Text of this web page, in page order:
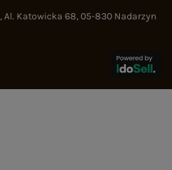
,Al. Katowicka 68,05-830 Nadarzyn